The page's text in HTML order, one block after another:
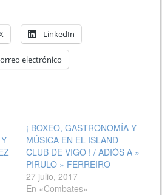
LinkedIn
electrónico
¡ BOXEO, GASTRONOMÍA Y
MÚSICA EN EL ISLAND
CLUB DE VIGO ! / ADIÓS A »
PIRULO » FERREIRO
27 julio, 2017
En «Combates»